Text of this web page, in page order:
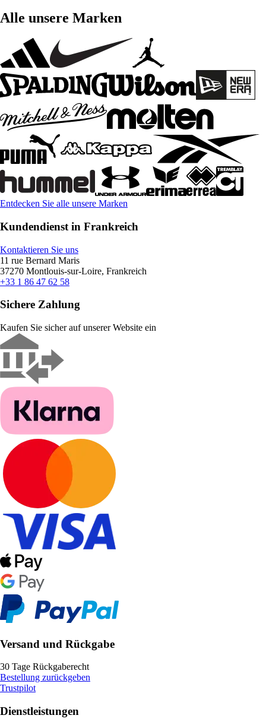
Alle unsere Marken
Entdecken Sie alle unsere Marken
Kundendienst in Frankreich
Kontaktieren Sie uns
11 rue Bernard Maris
37270 Montlouis-sur-Loire, Frankreich
+33 1 86 47 62 58
Sichere Zahlung
Kaufen Sie sicher auf unserer Website ein
Versand und Rückgabe
30 Tage Rückgaberecht
Bestellung zurückgeben
Trustpilot
Dienstleistungen